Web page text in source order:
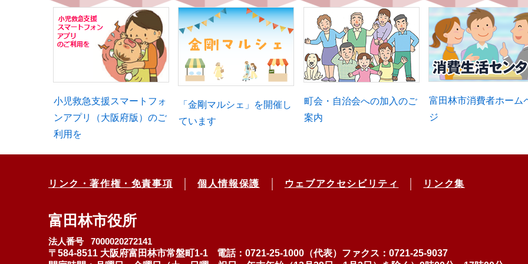
小児救急支援スマートフォ
ンアプリ（大阪府版）のご
利用を
「金剛マルシェ」を開催し
ています
町会・自治会への加入のご
案内
富田林市消費者ホーム
ジ
リンク・著作権・免責事項 個人情報保護 ウェブアクセシビリティ リンク集
富田林市役所
法人番号 7000020272141
〒584-8511 大阪府富田林市常盤町1-1
電話：0721-25-1000（代表） ファクス：0721-25-9037